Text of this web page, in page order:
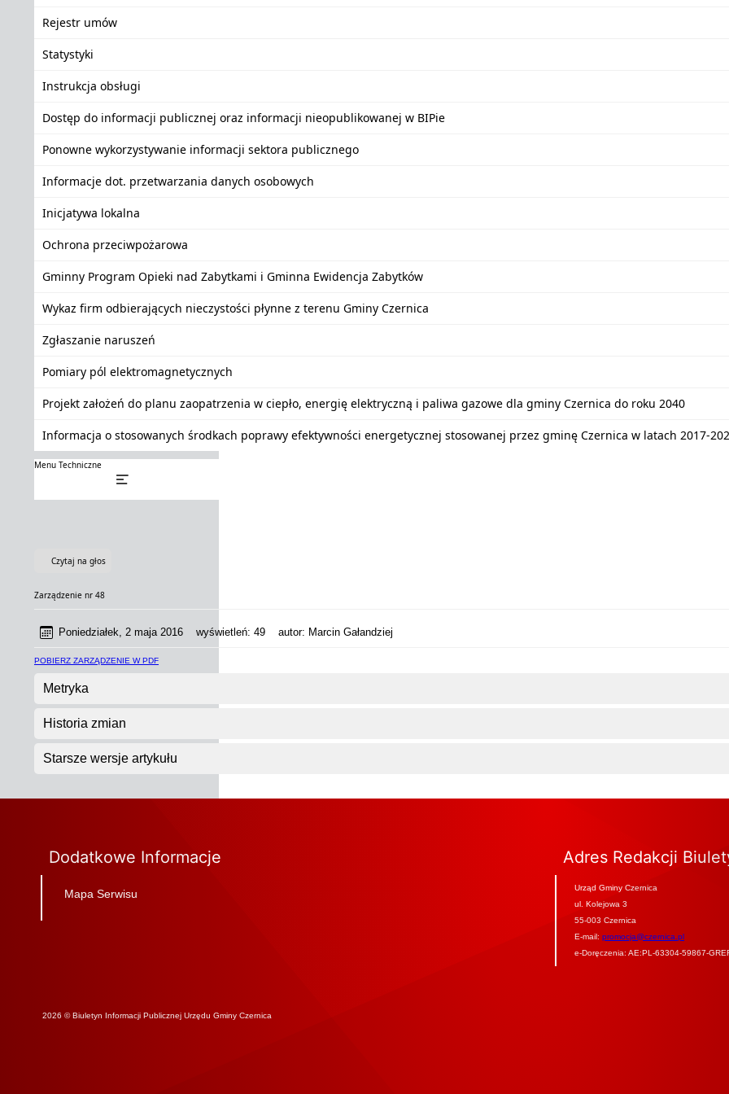
Rejestr umów
Statystyki
Instrukcja obsługi
Dostęp do informacji publicznej oraz informacji nieopublikowanej w BIPie
Ponowne wykorzystywanie informacji sektora publicznego
Informacje dot. przetwarzania danych osobowych
Inicjatywa lokalna
Ochrona przeciwpożarowa
Gminny Program Opieki nad Zabytkami i Gminna Ewidencja Zabytków
Wykaz firm odbierających nieczystości płynne z terenu Gminy Czernica
Zgłaszanie naruszeń
Pomiary pól elektromagnetycznych
Projekt założeń do planu zaopatrzenia w ciepło, energię elektryczną i paliwa gazowe dla gminy Czernica do roku 2040
Informacja o stosowanych środkach poprawy efektywności energetycznej stosowanej przez gminę Czernica w latach 2017-
Menu Techniczne
Czytaj na głos
Zarządzenie nr 48
Poniedziałek, 2 maja 2016 wyświetleń: 49 autor: Marcin Gałandziej
POBIERZ ZARZĄDZENIE W PDF
Metryka
Historia zmian
Starsze wersje artykułu
Dodatkowe Informacje
Mapa Serwisu
Adres Redakcji
Urząd Gminy Czernica
ul. Kolejowa 3
55-003 Czernica
E-mail: promocja@czernica.pl
e-Doręczenia: AE:PL-63304-59867-
2026 © Biuletyn Informacji Publicznej Urzędu Gminy Czernica